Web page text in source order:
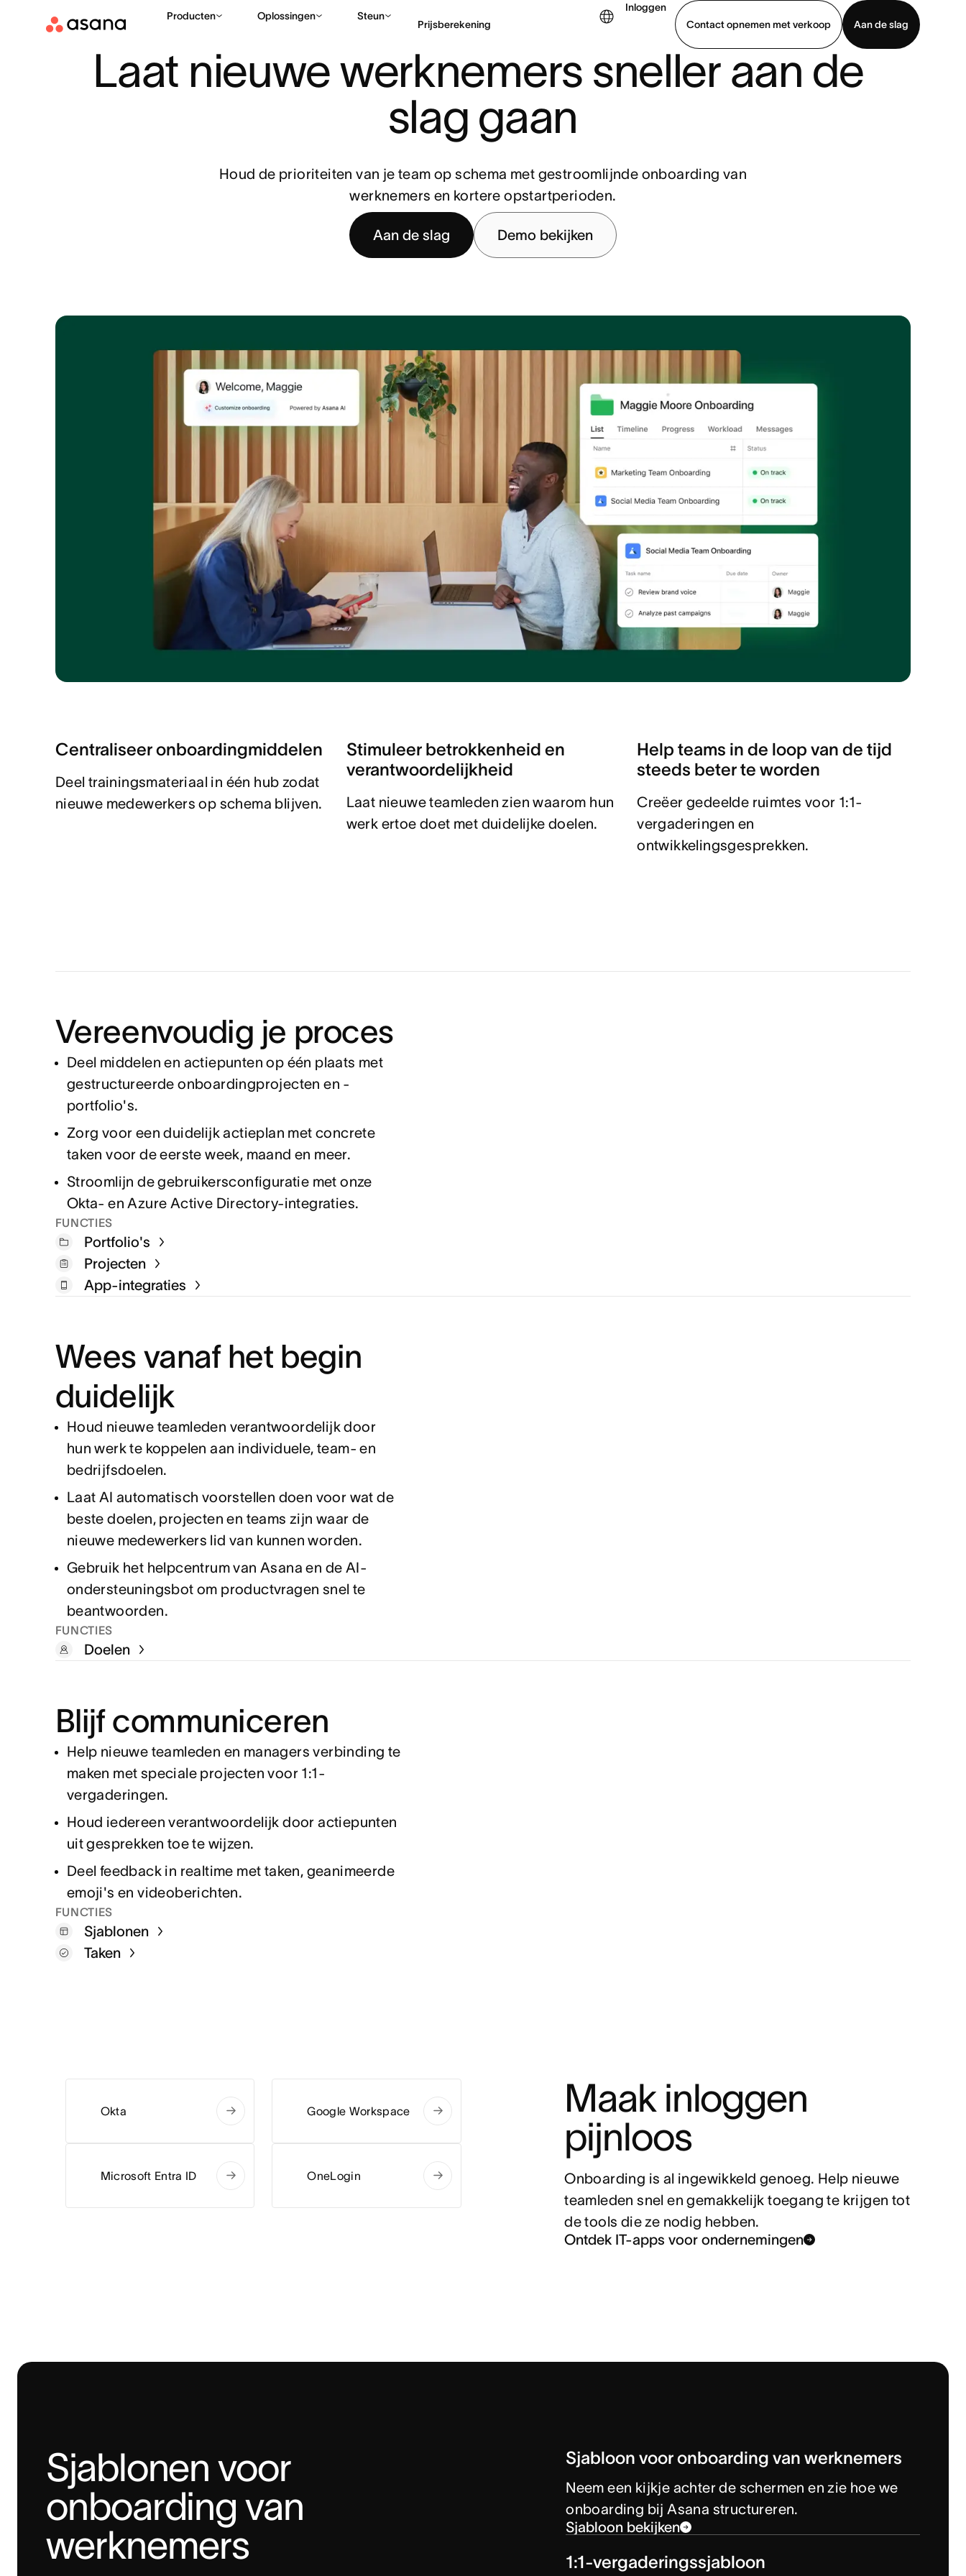
Producten Oplossingen Steun
Prijsberekening
Inloggen
Contact opnemen met verkoop
Aan de slag
Contact opnemen met verkoop Demo bekijken App downloaden
Onboarding van werknemers
Laat nieuwe werknemers sneller aan de
slag gaan
Houd de prioriteiten van je team op schema met gestroomlijnde onboarding van
werknemers en kortere opstartperioden.
Aan de slag Demo bekijken
Centraliseer onboardingmiddelen
Deel trainingsmateriaal in één hub zodat
nieuwe medewerkers op schema blijven.
Stimuleer betrokkenheid en
verantwoordelijkheid
Laat nieuwe teamleden zien waarom hun
werk ertoe doet met duidelijke doelen.
Help teams in de loop van de tijd
steeds beter te worden
Creëer gedeelde ruimtes voor 1:1-
vergaderingen en
ontwikkelingsgesprekken.
Vereenvoudig je proces
Deel middelen en actiepunten op één plaats met
gestructureerde onboardingprojecten en -
portfolio's.
Zorg voor een duidelijk actieplan met concrete
taken voor de eerste week, maand en meer.
Stroomlijn de gebruikersconfiguratie met onze
Okta- en Azure Active Directory-integraties.
FUNCTIES
Portfolio's
Projecten
App-integraties
Wees vanaf het begin
duidelijk
Houd nieuwe teamleden verantwoordelijk door
hun werk te koppelen aan individuele, team- en
bedrijfsdoelen.
Laat AI automatisch voorstellen doen voor wat de
beste doelen, projecten en teams zijn waar de
nieuwe medewerkers lid van kunnen worden.
Gebruik het helpcentrum van Asana en de AI-
ondersteuningsbot om productvragen snel te
beantwoorden.
FUNCTIES
Doelen
Blijf communiceren
Help nieuwe teamleden en managers verbinding te
maken met speciale projecten voor 1:1-
vergaderingen.
Houd iedereen verantwoordelijk door actiepunten
uit gesprekken toe te wijzen.
Deel feedback in realtime met taken, geanimeerde
emoji's en videoberichten.
FUNCTIES
Sjablonen
Taken
Maak inloggen
pijnloos
Onboarding is al ingewikkeld genoeg. Help nieuwe
teamleden snel en gemakkelijk toegang te krijgen tot
de tools die ze nodig hebben.
Ontdek IT-apps voor ondernemingen
Okta
Microsoft Entra ID
Google Workspace
OneLogin
Sjablonen voor
onboarding van
werknemers
Sjabloon voor onboarding van werknemers
Neem een kijkje achter de schermen en zie hoe we
onboarding bij Asana structureren.
Sjabloon bekijken
1:1-vergaderingssjabloon